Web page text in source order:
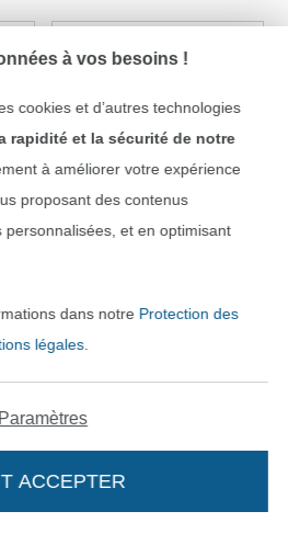
à vos besoins !
cookies et d’autres technologies
rapidité et la sécurité de notre
à améliorer votre expérience
proposant des contenus
et en optimisant
dans notre Protection des
légales.
Paramètres
ACCEPTER